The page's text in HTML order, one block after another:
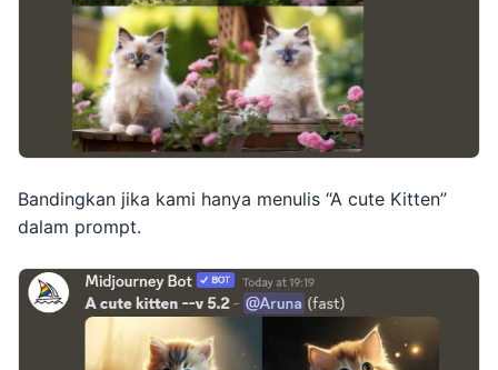
Bandingkan jika kami hanya menulis “A cute Kitten”
dalam prompt.